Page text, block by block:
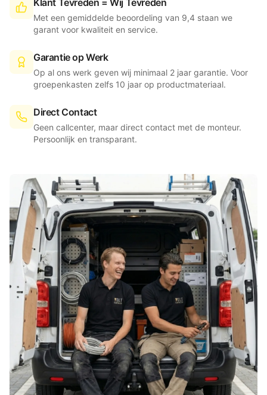
Met een gemiddelde beoordeling van 9,4 staan we
garant voor kwaliteit en service.
Garantie op Werk
Op al ons werk geven wij minimaal 2 jaar garantie. Voor
groepenkasten zelfs 10 jaar op productmateriaal.
Direct Contact
Geen callcenter, maar direct contact met de monteur.
Persoonlijk en transparant.